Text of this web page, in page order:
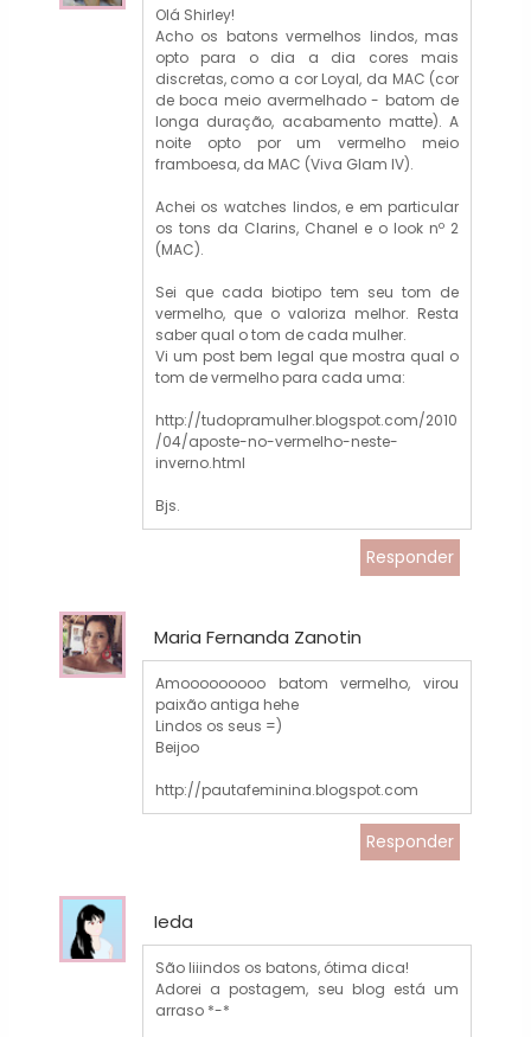
Olá Shirley!
Acho os batons vermelhos lindos, mas
opto para o dia a dia cores mais
discretas, como a cor Loyal, da MAC (cor
de boca meio avermelhado - batom de
longa duração, acabamento matte). A
noite opto por um vermelho meio
framboesa, da MAC (Viva Glam IV).
Achei os watches lindos, e em particular
os tons da Clarins, Chanel e o look nº 2
(MAC).
Sei que cada biotipo tem seu tom de
vermelho, que o valoriza melhor. Resta
saber qual o tom de cada mulher.
Vi um post bem legal que mostra qual o
tom de vermelho para cada uma:
http://tudopramulher.blogspot.com/2010
/04/aposte-no-vermelho-neste-
inverno.html
Bjs.
Responder
Maria Fernanda Zanotin
Amooooooooo batom vermelho, virou
paixão antiga hehe
Lindos os seus =)
Beijoo
http://pautafeminina.blogspot.com
Responder
Ieda
São liiindos os batons, ótima dica!
Adorei a postagem, seu blog está um
arraso *-*